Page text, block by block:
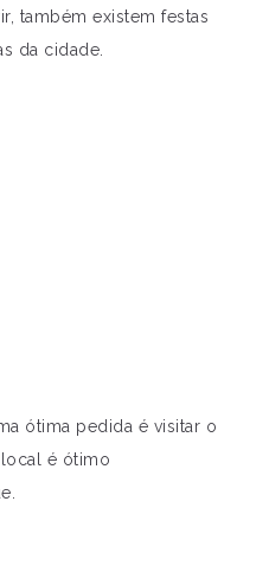
também existem festas
da cidade.
ótima pedida é visitar o
é ótimo